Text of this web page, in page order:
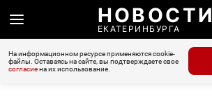
НОВОСТИ
ЕКАТЕРИНБУРГА
На информационном ресурсе применяются cookie-
файлы. Оставаясь на сайте, вы подтверждаете свое
согласиена их использование.